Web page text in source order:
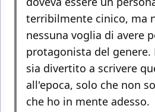
terribilmente cinico, ma
nessuna voglia di avere
protagonista del genere.
sia divertito a scrivere
all'epoca, solo che non
che ho in mente adesso.